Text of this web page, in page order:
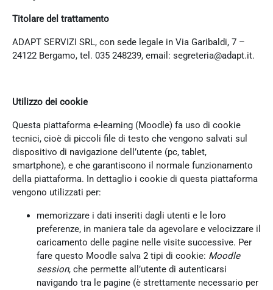
Titolare del trattamento
ADAPT SERVIZI SRL, con sede legale in Via Garibaldi, 7 –
24122 Bergamo, tel. 035 248239, email: segreteria@adapt.it.
Utilizzo dei cookie
Questa piattaforma e-learning (Moodle) fa uso di cookie
tecnici, cioè di piccoli file di testo che vengono salvati sul
dispositivo di navigazione dell’utente (pc, tablet,
smartphone), e che garantiscono il normale funzionamento
della piattaforma. In dettaglio i cookie di questa piattaforma
vengono utilizzati per:
memorizzare i dati inseriti dagli utenti e le loro
preferenze, in maniera tale da agevolare e velocizzare il
caricamento delle pagine nelle visite successive. Per
fare questo Moodle salva 2 tipi di cookie: Moodle
session, che permette all’utente di autenticarsi
navigando tra le pagine (è strettamente necessario per